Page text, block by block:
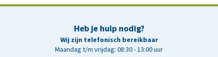
Heb je hulp nodig?
Wij zijn telefonisch bereikbaar
Maandag t/m vrijdag: 08:30 - 13:00 uur